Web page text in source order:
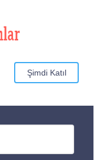
Şimdi Katıl